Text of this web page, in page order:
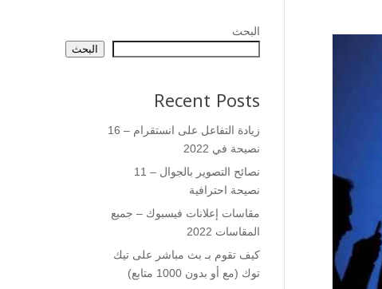
البحث
البحث
Recent Posts
زيادة التفاعل على انستقرام – 16
نصيحة في 2022
نصائح التصوير بالجوال – 11
نصيحة احترافية
مقاسات إعلانات فيسبوك – جميع
المقاسات 2022
كيف تقوم بـ بث مباشر على تيك
توك (مع أو بدون 1000 متابع)